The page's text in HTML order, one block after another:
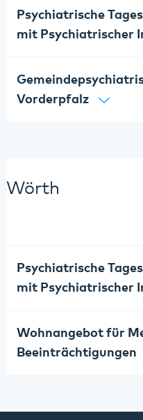
Psychiatrische
mit Psychiatrischer
Vorderpfalz
Wörth
Psychiatrische
mit Psychiatrischer
Wohnangebot für
Beeinträchtigungen